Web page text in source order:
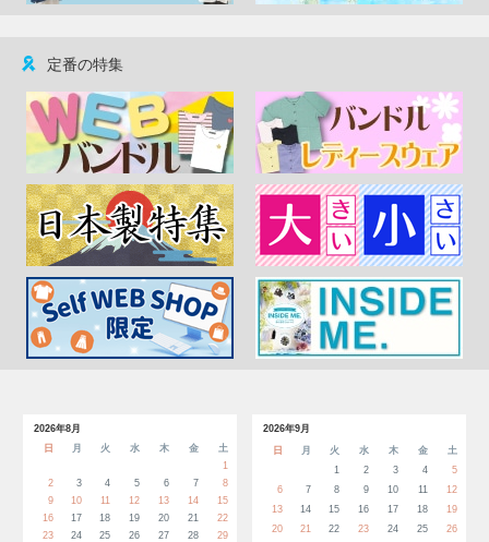
定番の特集
2026年8月
日
月 火 水 木 金
土
1
2
3 4 5 6 7
8
9
10 11 12 13 14
15
16
17 18 19 20 21
22
23
24 25 26 27 28
29
2026年9月
日
月 火 水 木 金
土
1
2 3 4
5
6
7 8 9 10 11
12
13
14 15 16 17 18
19
20
21 22 23 24 25
26